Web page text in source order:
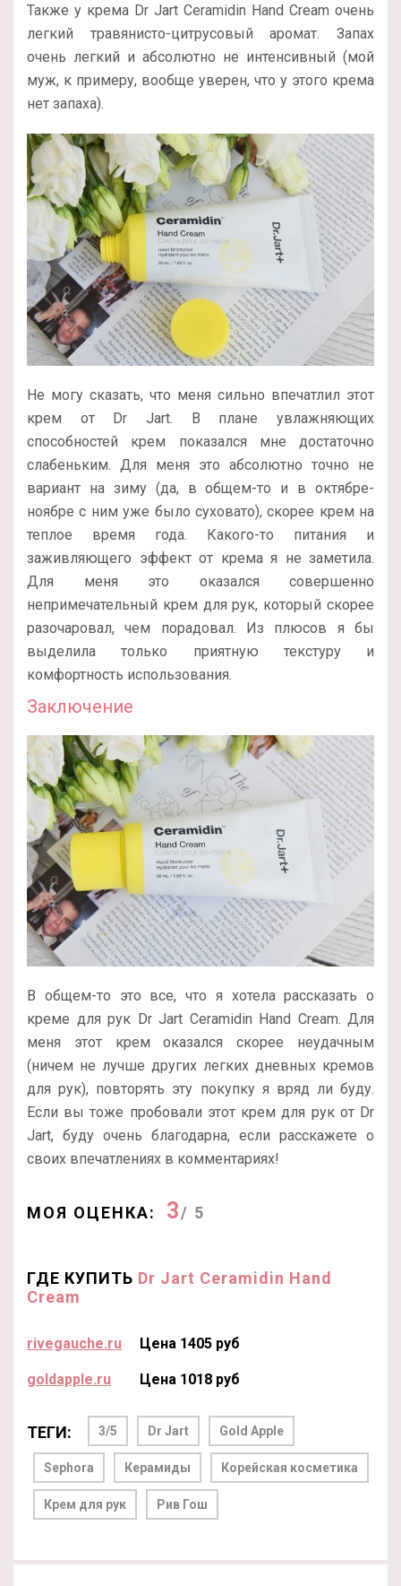
Также у крема Dr Jart Ceramidin Hand Cream очень
легкий травянисто-цитрусовый аромат. Запах
очень легкий и абсолютно не интенсивный (мой
муж, к примеру, вообще уверен, что у этого крема
нет запаха).
Не могу сказать, что меня сильно впечатлил этот
крем от Dr Jart. В плане увлажняющих
способностей крем показался мне достаточно
слабеньким. Для меня это абсолютно точно не
вариант на зиму (да, в общем-то и в октябре-
ноябре с ним уже было суховато), скорее крем на
теплое время года. Какого-то питания и
заживляющего эффект от крема я не заметила.
Для меня это оказался совершенно
непримечательный крем для рук, который скорее
разочаровал, чем порадовал. Из плюсов я бы
выделила только приятную текстуру и
комфортность использования.
Заключение
В общем-то это все, что я хотела рассказать о
креме для рук Dr Jart Ceramidin Hand Cream. Для
меня этот крем оказался скорее неудачным
(ничем не лучше других легких дневных кремов
для рук), повторять эту покупку я вряд ли буду.
Если вы тоже пробовали этот крем для рук от Dr
Jart, буду очень благодарна, если расскажете о
своих впечатлениях в комментариях!
МОЯ ОЦЕНКА: 3/ 5
ГДЕ КУПИТЬ Dr Jart Ceramidin Hand
Cream
rivegauche.ru Цена 1405 руб
goldapple.ru Цена 1018 руб
ТЕГИ: 3/5 Dr Jart Gold Apple
Sephora Керамиды Корейская косметика
Крем для рук Рив Гош